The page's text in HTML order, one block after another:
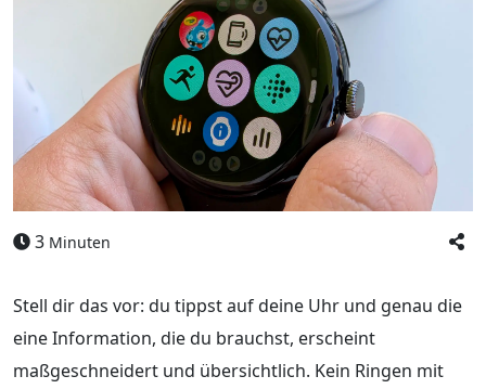
3 Minuten
Stell dir das vor: du tippst auf deine Uhr und genau die
eine Information, die du brauchst, erscheint
maßgeschneidert und übersichtlich. Kein Ringen mit